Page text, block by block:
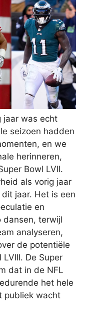
jaar was echt
seizoen hadden
en we
herinneren,
Bowl LVII.
als vorig jaar
jaar. Het is een
en
dansen, terwijl
analyseren,
de potentiële
De Super
dat in de NFL
het hele
publiek wacht